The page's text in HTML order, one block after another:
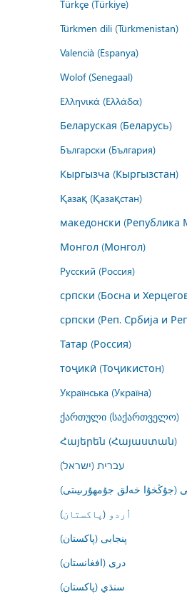
Türkçe (Türkiye)
Türkmen dili (Türkmenistan)
Valencià (Espanya)
Wolof (Senegaal)
Ελληνικά (Ελλάδα)
Беларуская (Беларусь)
Български (България)
Кыргызча (Кыргызстан)
Қазақ (Қазақстан)
македонски (Република
Монгол (Монгол)
Русский (Россия)
српски (Босна и
српски (Реп. Србија и
Татар (Россия)
тоҷикӣ (Тоҷикистон)
Українська (Україна)
ქართული (საქართველო)
Հայերեն (Հայաստան)
עברית (ישראל)
(جۇڭخۇا خەلق جۇمھۇرىيىتى)
اُردو (پاکستان)
پنجابی (پاکستان)
درى (افغانستان)
سنڌي (پاکستان)